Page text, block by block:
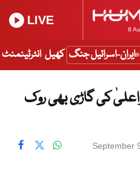
8
LIVE
ایران-اسرائیل جنگ کھیل انٹرٹینمنٹ
کی گاڑی بھی روک
September